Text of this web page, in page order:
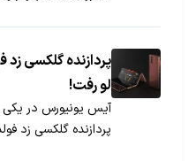
لو رفت!
آیس یونیورس در یکی
پردازنده گلکسی زد فولد 3 سامسونگ را اعلام